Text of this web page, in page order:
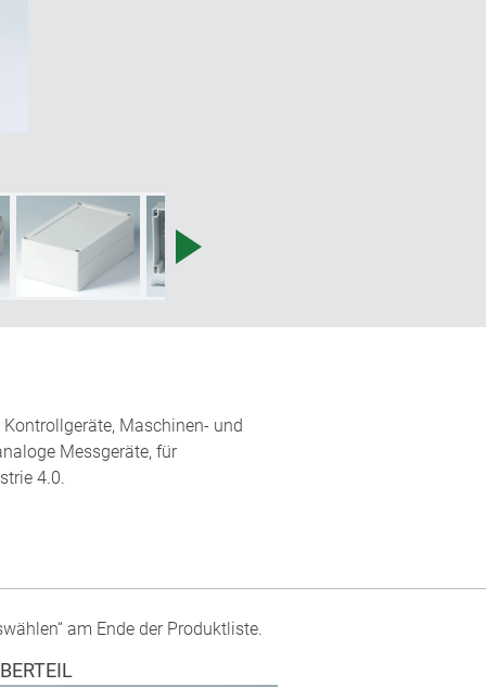
Maschinen- und
Messgeräte, für
4.0.
am Ende der Produktliste.